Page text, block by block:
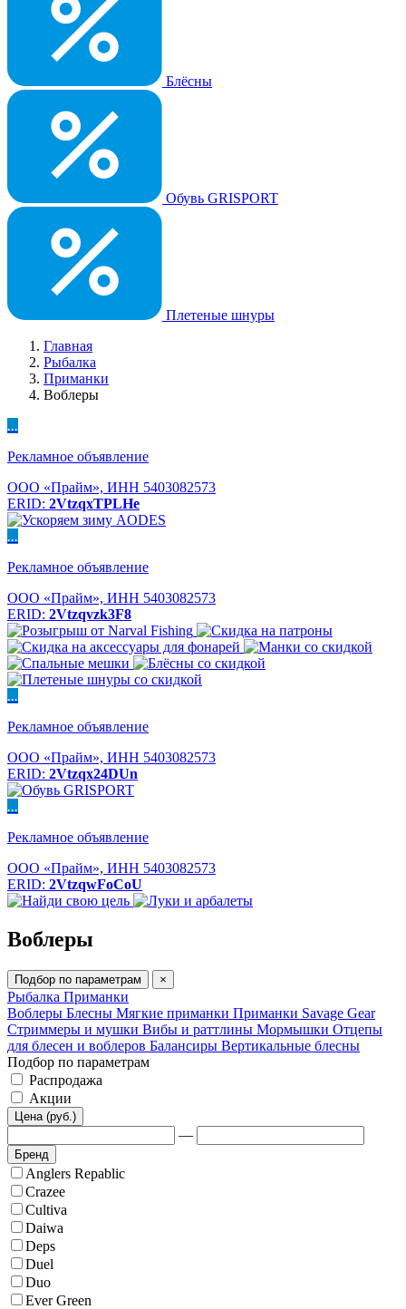
Блёсны
Обувь GRISPORT
Плетеные шнуры
Главная
Рыбалка
Приманки
Воблеры
...
Рекламное объявление
ООО «Прайм», ИНН 5403082573
ERID: 2VtzqxTPLHe
...
Рекламное объявление
ООО «Прайм», ИНН 5403082573
ERID: 2Vtzqvzk3F8
...
Рекламное объявление
ООО «Прайм», ИНН 5403082573
ERID: 2Vtzqx24DUn
...
Рекламное объявление
ООО «Прайм», ИНН 5403082573
ERID: 2VtzqwFoCoU
Воблеры
Подбор по параметрам ×
Рыбалка Приманки
Воблеры Блесны Мягкие приманки Приманки Savage Gear
Стриммеры и мушки Вибы и раттлины Мормышки Отцепы
для блесен и воблеров Балансиры Вертикальные блесны
Подбор по параметрам
Распродажа
Акции
Цена (руб.)
—
Бренд
Anglers Repablic
Crazee
Cultiva
Daiwa
Deps
Duel
Duo
Ever Green